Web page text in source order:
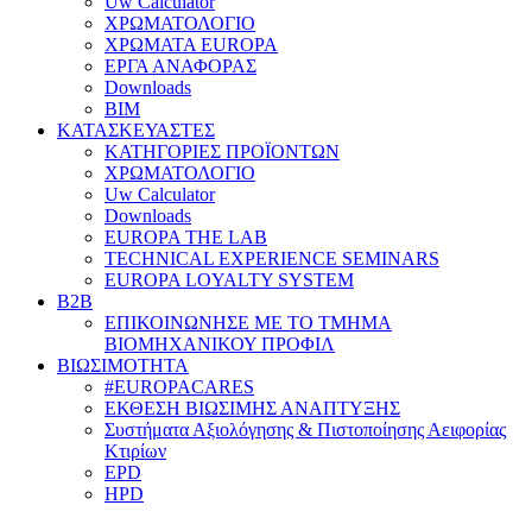
ΧΡΩΜΑΤΟΛΟΓΙΟ
ΧΡΩΜΑΤΑ EUROPA
ΕΡΓΑ ΑΝΑΦΟΡΑΣ
Downloads
BIM
ΚΑΤΑΣΚΕΥΑΣΤΕΣ
ΚΑΤΗΓΟΡΙΕΣ ΠΡΟΪΟΝΤΩΝ
ΧΡΩΜΑΤΟΛΟΓΙΟ
Uw Calculator
Downloads
EUROPA THE LAB
TECHNICAL EXPERIENCE SEMINARS
EUROPA LOYALTY SYSTEM
B2B
​ΕΠΙΚΟΙΝΩΝΗΣΕ ΜΕ ΤΟ ΤΜΗΜΑ
ΒΙΟΜΗΧΑΝΙΚΟΥ ​ΠΡΟΦΙΛ
ΒΙΩΣΙΜΟΤΗΤΑ
#EUROPACARES
ΕΚΘΕΣΗ ΒΙΩΣΙΜΗΣ ΑΝΑΠΤΥΞΗΣ
Συστήματα Αξιολόγησης & Πιστοποίησης Αειφορίας
Κτιρίων
EPD
HPD